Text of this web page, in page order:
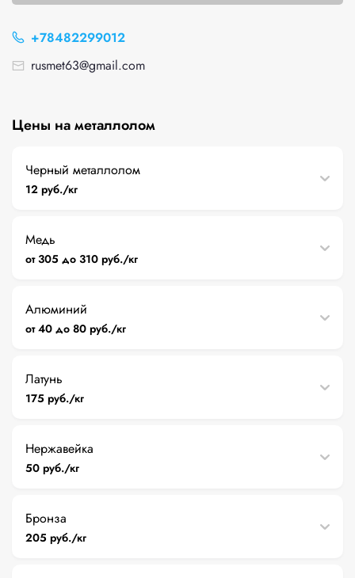
+78482299012
rusmet63@gmail.com
Цены на металлолом
Черный металлолом
12 руб./кг
Медь
от 305 до 310 руб./кг
Алюминий
от 40 до 80 руб./кг
Латунь
175 руб./кг
Нержавейка
50 руб./кг
Бронза
205 руб./кг